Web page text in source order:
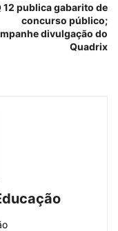
12 publica gabarito de
concurso público;
divulgação do
Quadrix